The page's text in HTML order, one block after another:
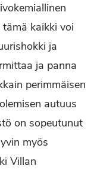
kaikki voi
ja
ja panna
perimmäisen
autuus
on sopeutunut
myös
Villan